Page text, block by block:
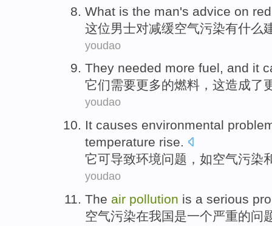
What is the man's advice on
这位男士对减缓空气污染有什么
youdao
They needed more fuel, and it
它们需要更多的燃料，这造成了
youdao
It causes environmental
temperature rise.
它可导致环境问题，如空气污染
youdao
The air pollution is a serious
空气污染在我国是一个严重的问